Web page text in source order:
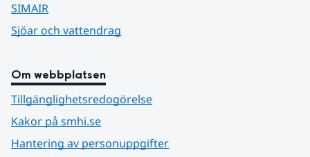
SIMAIR
Sjöar och vattendrag
Om webbplatsen
Tillgänglighetsredogörelse
Kakor på smhi.se
Hantering av personuppgifter